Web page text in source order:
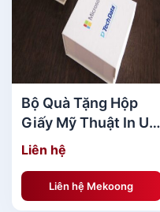
Bộ Quà Tặng Hộp
Giấy Mỹ Thuật In UV
Logo sang trọng
MKBQT41
Liên hệ
Liên hệ Mekoong